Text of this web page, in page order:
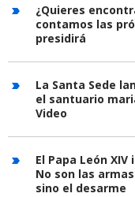
¿Quieres
contamos las
presidirá
La Santa Sede
el santuario
Video
El Papa León
No son las
sino el desarme